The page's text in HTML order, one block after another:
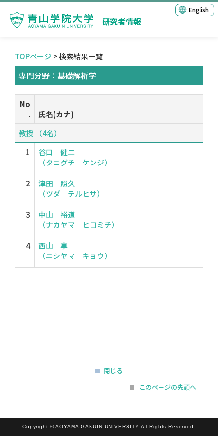
研究者情報
English
TOPページ > 検索結果一覧
専門分野：基礎解析学
No
.
氏名(カナ)
教授 （4名）
1
谷口 健二
（タニグチ ケンジ）
2
津田 照久
（ツダ テルヒサ）
3
中山 裕道
（ナカヤマ ヒロミチ）
4
西山 享
（ニシヤマ キョウ）
閉じる
このページの先頭へ
Copyright © AOYAMA GAKUIN UNIVERSITY All Rights Reserved.